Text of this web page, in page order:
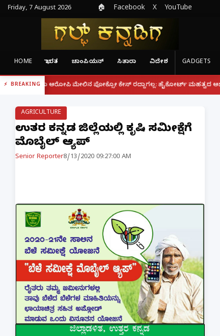
Friday, 7 August 2026 🏠 Facebook X YouTube
HOME ಭಾರತ ಚಾಂಪಿಯನ್ ಸಿತಾರಾ ವಿದೇಶ GADGETS
BREAKING
ಆರೋಪಿ ಮೇಲಿನ ಪೋಕ್ಸೋ ಕೇಸ್ ರದ್ದಾಗಲ್ಲ: ಹೈಕೋರ್ಟ್ ಮಹತ್ವದ ಆದೇಶ |
AGRICULTURE
ಉತ್ತರ ಕನ್ನಡ ಜಿಲ್ಲೆಯಲ್ಲಿ ಕೃಷಿ ಸಮೀಕ್ಷೆಗೆ
ಮೊಬೈಲ್ ಆ್ಯಪ್
Senior Reporter8/13/2020 09:27:00 AM